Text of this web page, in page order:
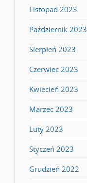
Listopad 2023
Październik 2023
Sierpień 2023
Czerwiec 2023
Kwiecień 2023
Marzec 2023
Luty 2023
Styczeń 2023
Grudzień 2022